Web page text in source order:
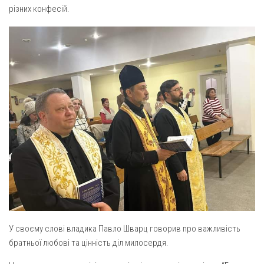
Пророка Іллі (смт. Білики)
Різдва Пресвятої Богородиці (с. Вільховатка)
Св. Апостола Андрія Первозванного (с. Засулля)
Св. Миколая (с. Деменки)
Успіння Пресвятої Богородиці (м. Кременчук)
Успіння Пресвятої Богородиці (м. Лубни)
Парохії Сумської області
Введення в храм Богородиці (м. Суми)
Матері Божої Неустанної Помочі (м. Охтирка)
Свято-Покровський монастир оо Василіян
різних конфесій.
У своєму слові владика Павло Шварц говорив про важливість
братньої любові та цінність діл милосердя.